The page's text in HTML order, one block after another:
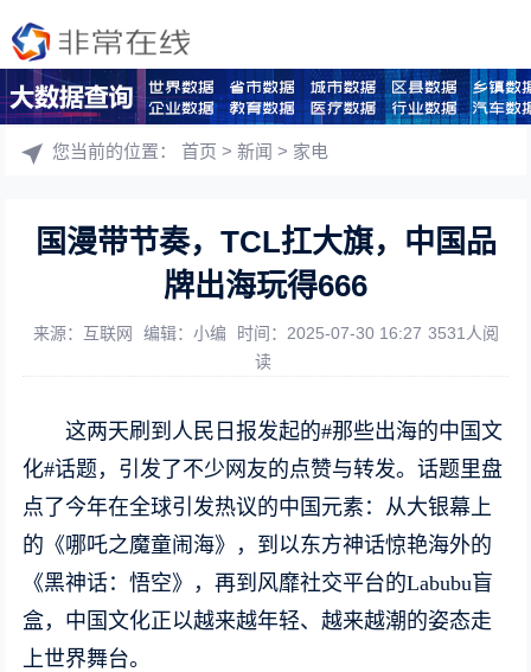
您当前的位置：首页 >新闻 > 家电
国漫带节奏，TCL扛大旗，中国品
牌出海玩得666
来源：互联网 编辑：小编 时间：2025-07-30 16:27 3531人阅
读
这两天刷到人民日报发起的#那些出海的中国文
化#话题，引发了不少网友的点赞与转发。话题里盘
点了今年在全球引发热议的中国元素：从大银幕上
的《哪吒之魔童闹海》，到以东方神话惊艳海外的
《黑神话：悟空》，再到风靡社交平台的Labubu盲
盒，中国文化正以越来越年轻、越来越潮的姿态走
上世界舞台。